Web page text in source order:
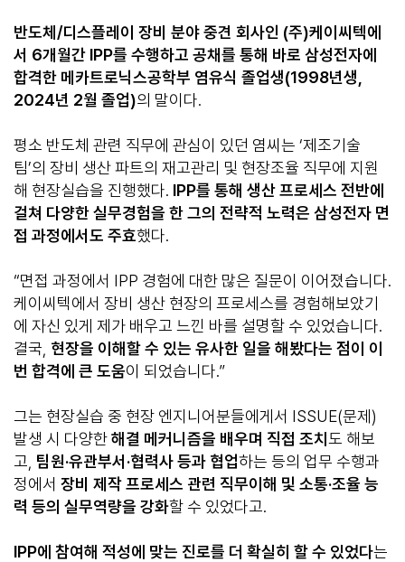
반도체/디스플레이 장비 분야 중견 회사인 (주)케이씨텍에
서 6개월간 IPP를 수행하고 공채를 통해 바로 삼성전자에
합격한 메카트로닉스공학부 염유식 졸업생(1998년생,
2024년 2월 졸업)의 말이다.
평소 반도체 관련 직무에 관심이 있던 염씨는 ‘제조기술
팀’의 장비 생산 파트의 재고관리 및 현장조율 직무에 지원
해 현장실습을 진행했다. IPP를 통해 생산 프로세스 전반에
걸쳐 다양한 실무경험을 한 그의 전략적 노력은 삼성전자 면
접 과정에서도 주효했다.
“면접 과정에서 IPP 경험에 대한 많은 질문이 이어졌습니다.
케이씨텍에서 장비 생산 현장의 프로세스를 경험해보았기
에 자신 있게 제가 배우고 느낀 바를 설명할 수 있었습니다.
결국, 현장을 이해할 수 있는 유사한 일을 해봤다는 점이 이
번 합격에 큰 도움이 되었습니다.”
그는 현장실습 중 현장 엔지니어분들에게서 ISSUE(문제)
발생 시 다양한해결 메커니즘을 배우며 직접 조치도 해보
고, 팀원·유관부서·협력사 등과 협업하는 등의 업무 수행과
정에서 장비 제작 프로세스 관련 직무이해 및 소통·조율 능
력 등의 실무역량을 강화할 수 있었다고.
IPP에 참여해 적성에 맞는 진로를 더 확실히 할 수 있었다는